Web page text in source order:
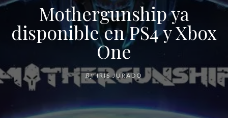
Mothergunship ya
disponible en PS4 y Xbox
One
By IRIS JURADO